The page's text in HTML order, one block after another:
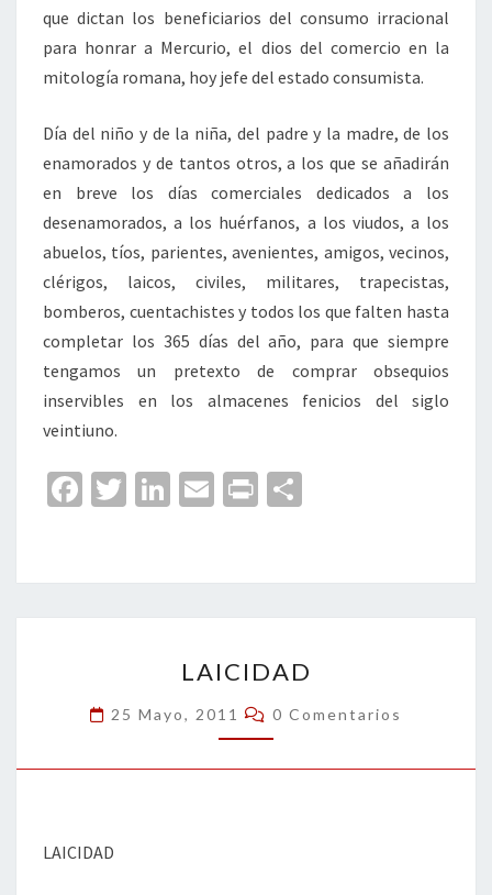
que dictan los beneficiarios del consumo irracional
para honrar a Mercurio, el dios del comercio en la
mitología romana, hoy jefe del estado consumista.
Día del niño y de la niña, del padre y la madre, de los
enamorados y de tantos otros, a los que se añadirán
en breve los días comerciales dedicados a los
desenamorados, a los huérfanos, a los viudos, a los
abuelos, tíos, parientes, avenientes, amigos, vecinos,
clérigos, laicos, civiles, militares, trapecistas,
bomberos, cuentachistes y todos los que falten hasta
completar los 365 días del año, para que siempre
tengamos un pretexto de comprar obsequios
inservibles en los almacenes fenicios del siglo
veintiuno.
Fa
o
o
T
er
Li
dI
n
E
l
Pr
p
ar
tir
LAICIDAD
25 Mayo, 2011 Comentarios
0 Comentarios
LAICIDAD